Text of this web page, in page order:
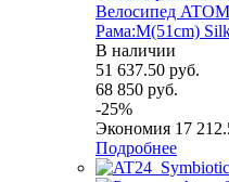
Велосипед
Рама:M(51cm)
В наличии
51 637.50 руб.
68 850 руб.
-25%
Экономия 17
Подробнее